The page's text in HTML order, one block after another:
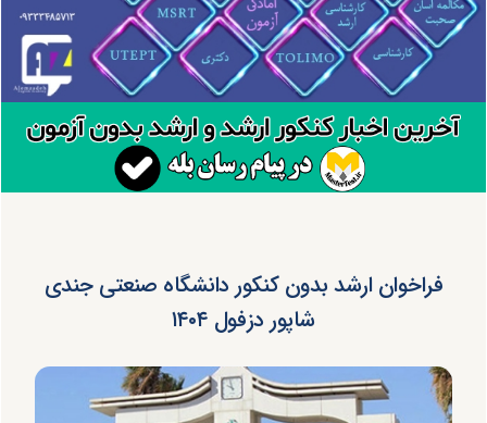
فراخوان ارشد بدون کنکور دانشگاه صنعتی جندی
شاپور دزفول ۱۴۰۴